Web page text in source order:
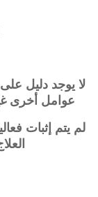
لا يوجد دليل على
عوامل أخرى
لم يتم إثبات
العلاج بعد